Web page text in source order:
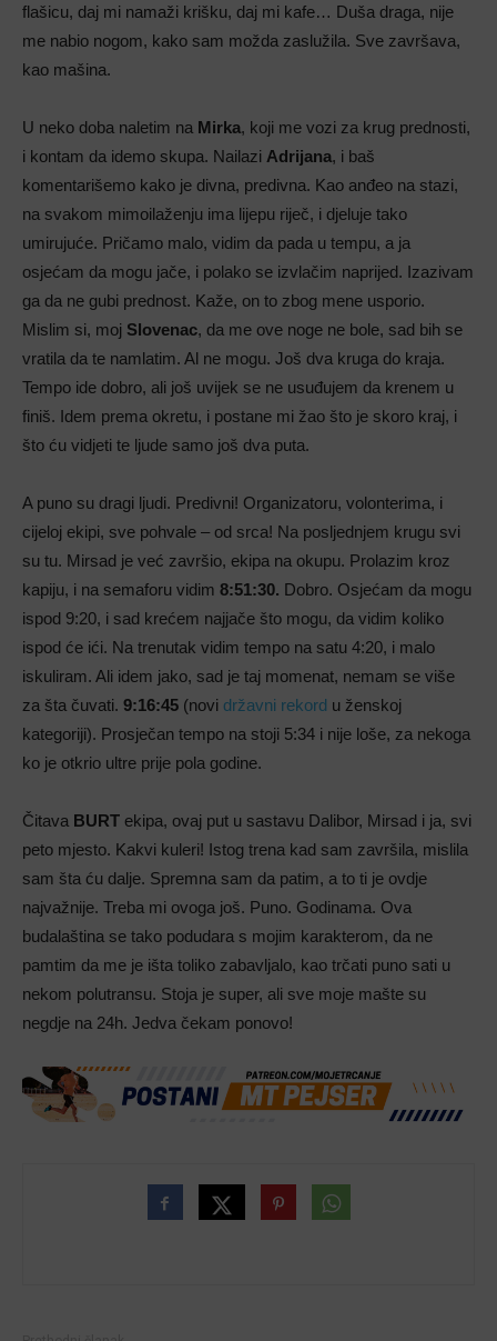
flašicu, daj mi namaži krišku, daj mi kafe… Duša draga, nije
me nabio nogom, kako sam možda zaslužila. Sve završava,
kao mašina.
U neko doba naletim na Mirka, koji me vozi za krug prednosti,
i kontam da idemo skupa. Nailazi Adrijana, i baš
komentarišemo kako je divna, predivna. Kao anđeo na stazi,
na svakom mimoilaženju ima lijepu riječ, i djeluje tako
umirujuće. Pričamo malo, vidim da pada u tempu, a ja
osjećam da mogu jače, i polako se izvlačim naprijed. Izazivam
ga da ne gubi prednost. Kaže, on to zbog mene usporio.
Mislim si, moj Slovenac, da me ove noge ne bole, sad bih se
vratila da te namlatim. Al ne mogu. Još dva kruga do kraja.
Tempo ide dobro, ali još uvijek se ne usuđujem da krenem u
finiš. Idem prema okretu, i postane mi žao što je skoro kraj, i
što ću vidjeti te ljude samo još dva puta.
A puno su dragi ljudi. Predivni! Organizatoru, volonterima, i
cijeloj ekipi, sve pohvale – od srca! Na posljednjem krugu svi
su tu. Mirsad je već završio, ekipa na okupu. Prolazim kroz
kapiju, i na semaforu vidim 8:51:30. Dobro. Osjećam da mogu
ispod 9:20, i sad krećem najjače što mogu, da vidim koliko
ispod će ići. Na trenutak vidim tempo na satu 4:20, i malo
iskuliram. Ali idem jako, sad je taj momenat, nemam se više
za šta čuvati. 9:16:45 (novi državni rekord u ženskoj
kategoriji). Prosječan tempo na stoji 5:34 i nije loše, za nekoga
ko je otkrio ultre prije pola godine.
Čitava BURT ekipa, ovaj put u sastavu Dalibor, Mirsad i ja, svi
peto mjesto. Kakvi kuleri! Istog trena kad sam završila, mislila
sam šta ću dalje. Spremna sam da patim, a to ti je ovdje
najvažnije. Treba mi ovoga još. Puno. Godinama. Ova
budalaština se tako podudara s mojim karakterom, da ne
pamtim da me je išta toliko zabavljalo, kao trčati puno sati u
nekom polutransu. Stoja je super, ali sve moje mašte su
negdje na 24h. Jedva čekam ponovo!